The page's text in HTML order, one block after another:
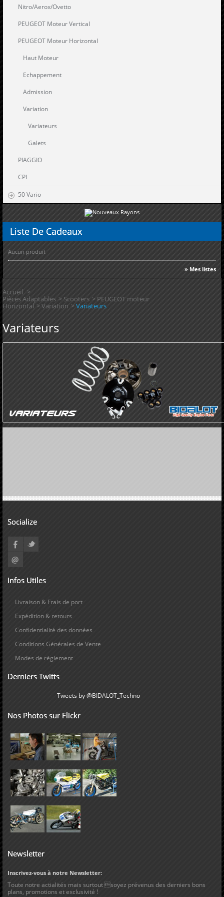
Nitro/Aerox/Ovetto
PEUGEOT Moteur Vertical
PEUGEOT Moteur Horizontal
Haut Moteur
Echappement
Admission
Variation
Variateurs
Galets
PIAGGIO
CPI
50 Vario
Liste De Cadeaux
Aucun produit
» Mes listes
Accueil >
Pièces Adaptables > Scooters > PEUGEOT moteur
Horizontal >Variation >Variateurs
Variateurs
Socialize
Infos Utiles
Livraison & Frais de port
Expédition & retours
Confidentialité des données
Conditions Générales de Vente
Modes de règlement
Derniers Twitts
Tweets by @BIDALOT_Techno
Nos Photos sur Flickr
Newsletter
Inscrivez-vous à notre Newsletter:
Toute notre actialités mais surtout soyez prévenus des derniers bons
plans, promotions et exclusivité !